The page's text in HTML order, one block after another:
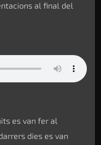
al final del
es van fer al
dies es van